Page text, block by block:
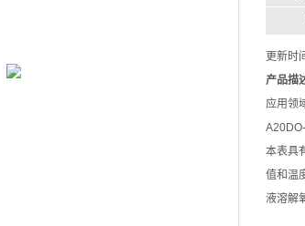
更新时
产品描
应用领
本表具
值和温
液溶解